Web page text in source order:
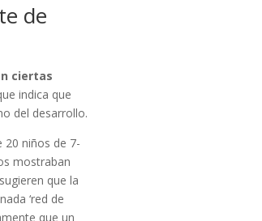
de
ciertas
indica que
del desarrollo.
20 niños de 7-
mostraban
que la
‘red de
que un